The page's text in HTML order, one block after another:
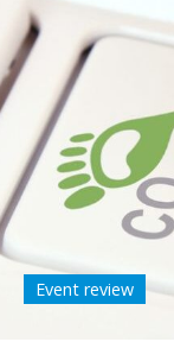
Event review